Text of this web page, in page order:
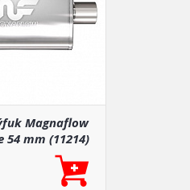
Magnaflow
54 mm (11214)